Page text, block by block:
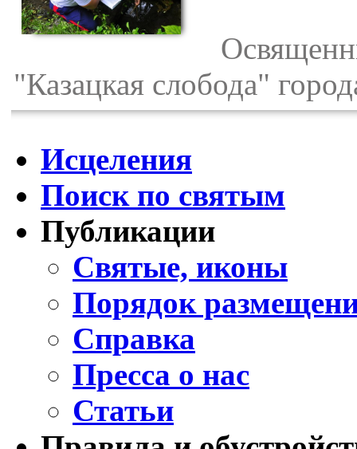
"Казацкая слобода"
Исцеления
Поиск по святым
Публикации
Святые, иконы
Порядок
Справка
Пресса о нас
Статьи